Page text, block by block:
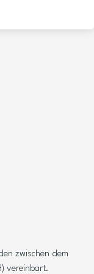
zwischen dem
vereinbart.